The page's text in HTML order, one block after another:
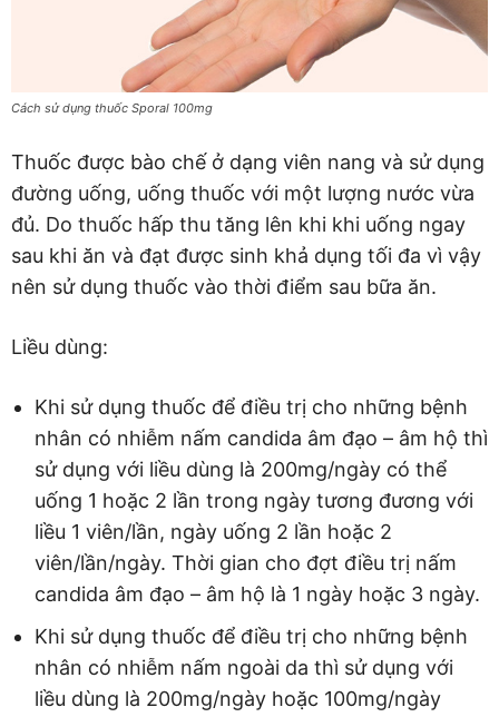
Cách sử dụng thuốc Sporal 100mg
Thuốc được bào chế ở dạng viên nang và sử dụng
đường uống, uống thuốc với một lượng nước vừa
đủ. Do thuốc hấp thu tăng lên khi khi uống ngay
sau khi ăn và đạt được sinh khả dụng tối đa vì vậy
nên sử dụng thuốc vào thời điểm sau bữa ăn.
Liều dùng:
Khi sử dụng thuốc để điều trị cho những bệnh
nhân có nhiễm nấm candida âm đạo – âm hộ thì
sử dụng với liều dùng là 200mg/ngày có thể
uống 1 hoặc 2 lần trong ngày tương đương với
liều 1 viên/lần, ngày uống 2 lần hoặc 2
viên/lần/ngày. Thời gian cho đợt điều trị nấm
candida âm đạo – âm hộ là 1 ngày hoặc 3 ngày.
Khi sử dụng thuốc để điều trị cho những bệnh
nhân có nhiễm nấm ngoài da thì sử dụng với
liều dùng là 200mg/ngày hoặc 100mg/ngày